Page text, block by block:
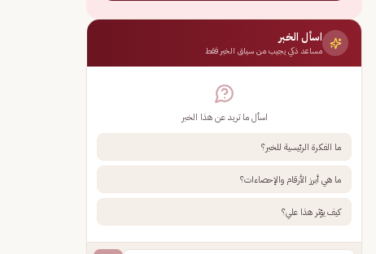
اسأل الخبر
مساعد ذكي يجيب من سياق الخبر فقط
اسأل ما تريد عن هذا الخبر
ما الفكرة الرئيسية للخبر؟
ما هي أبرز الأرقام والإحصاءات؟
كيف يؤثر هذا علي؟